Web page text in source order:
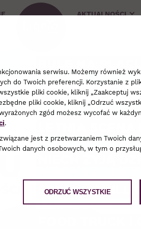
AKTUALNOŚCI
serwisu. Możemy również
do Twoich preferencji. Korzystanie z
pliki cookie, kliknij „Zaakceptuj
pliki cookie, kliknij „Odrzuć
zgód możesz wycofać w
.
jest z przetwarzaniem Twoich
danych osobowych, w tym o
ODRZUĆ WSZYSTKIE